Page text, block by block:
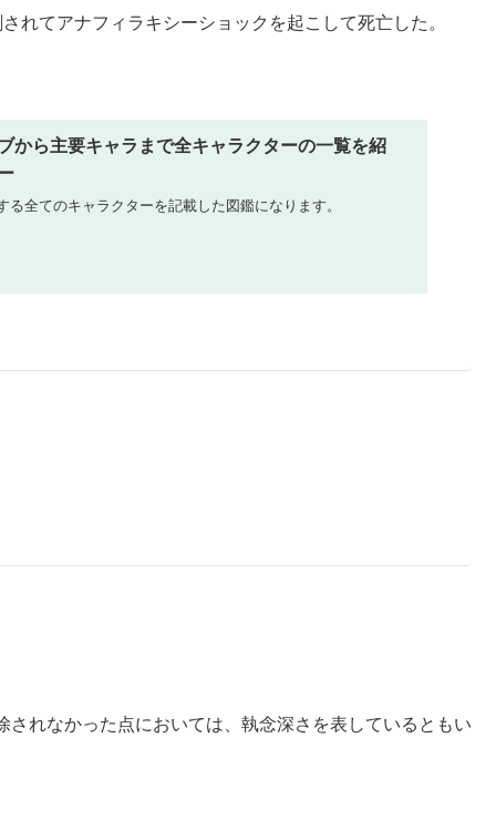
れてアナフィラキシーショックを起こして死亡した。
から主要キャラまで全キャラクターの一覧を紹
る全てのキャラクターを記載した図鑑になります。
れなかった点においては、執念深さを表しているともい